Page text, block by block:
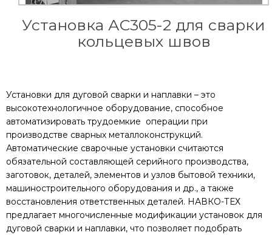
Установка АС305-2 для сварки
кольцевых швов
Установки для дуговой сварки и наплавки – это
высокотехнологичное оборудование, способное
автоматизировать трудоемкие операции при
производстве сварных металлоконструкций.
Автоматические сварочные установки считаются
обязательной составляющей серийного производства,
заготовок, деталей, элементов и узлов бытовой техники,
машиностроительного оборудования и др., а также
восстановления ответственных деталей. НАВКО-ТЕХ
предлагает многочисленные модификации установок для
дуговой сварки и наплавки, что позволяет подобрать